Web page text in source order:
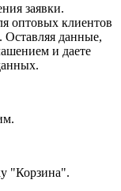
заявки.
оптовых клиентов
Оставляя данные,
и даете
"Корзина".